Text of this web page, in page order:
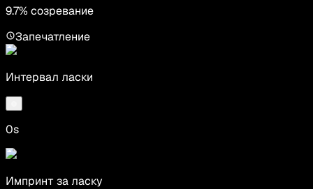
9.7% созревание
Запечатление
Интервал ласки
0s
Импринт за ласку